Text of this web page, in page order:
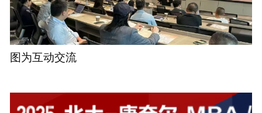
图为互动交流